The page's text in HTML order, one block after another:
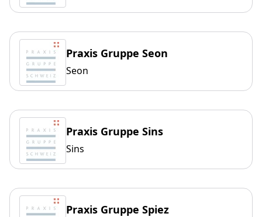
Praxis Gruppe Seon
Seon
Praxis Gruppe Sins
Sins
Praxis Gruppe Spiez